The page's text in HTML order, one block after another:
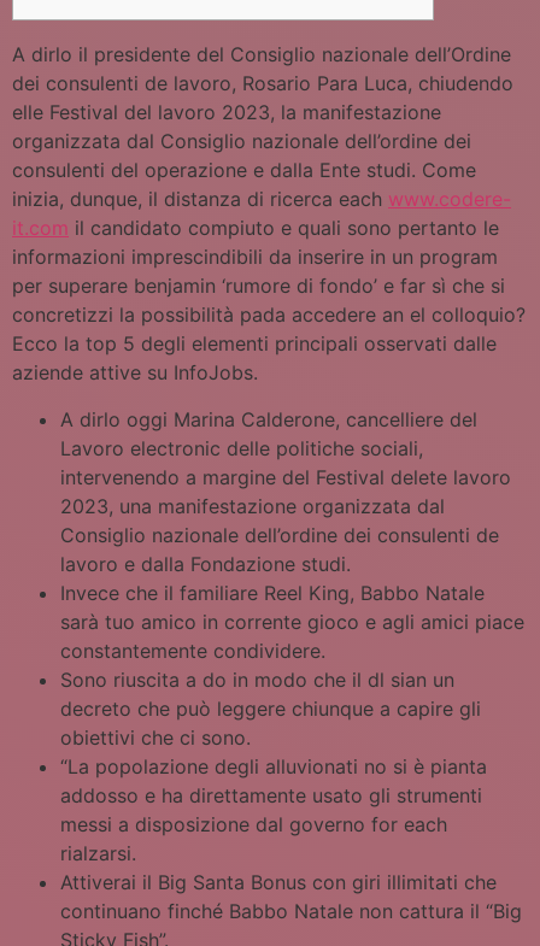
A dirlo il presidente del Consiglio nazionale dell’Ordine
dei consulenti de lavoro, Rosario Para Luca, chiudendo
elle Festival del lavoro 2023, la manifestazione
organizzata dal Consiglio nazionale dell’ordine dei
consulenti del operazione e dalla Ente studi. Come
inizia, dunque, il distanza di ricerca each www.codere-
it.com il candidato compiuto e quali sono pertanto le
informazioni imprescindibili da inserire in un program
per superare benjamin ‘rumore di fondo’ e far sì che si
concretizzi la possibilità pada accedere an el colloquio?
Ecco la top 5 degli elementi principali osservati dalle
aziende attive su InfoJobs.
A dirlo oggi Marina Calderone, cancelliere del
Lavoro electronic delle politiche sociali,
intervenendo a margine del Festival delete lavoro
2023, una manifestazione organizzata dal
Consiglio nazionale dell’ordine dei consulenti de
lavoro e dalla Fondazione studi.
Invece che il familiare Reel King, Babbo Natale
sarà tuo amico in corrente gioco e agli amici piace
constantemente condividere.
Sono riuscita a do in modo che il dl sian un
decreto che può leggere chiunque a capire gli
obiettivi che ci sono.
“La popolazione degli alluvionati no si è pianta
addosso e ha direttamente usato gli strumenti
messi a disposizione dal governo for each
rialzarsi.
Attiverai il Big Santa Bonus con giri illimitati che
continuano finché Babbo Natale non cattura il “Big
Sticky Fish”.